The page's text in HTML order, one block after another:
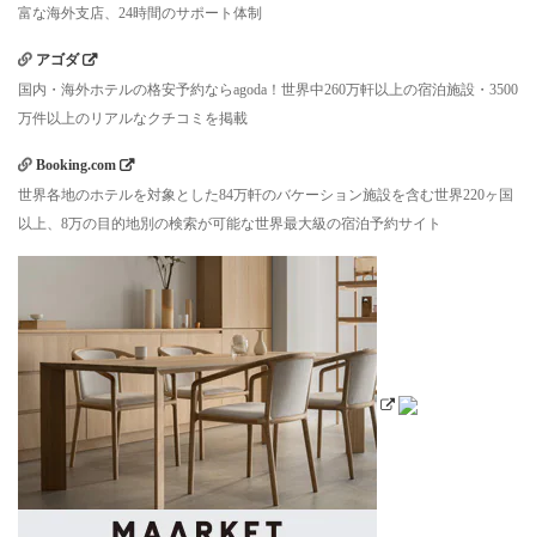
富な海外支店、24時間のサポート体制
アゴダ
国内・海外ホテルの格安予約ならagoda！世界中260万軒以上の宿泊施設・3500
万件以上のリアルなクチコミを掲載
Booking.com
世界各地のホテルを対象とした84万軒のバケーション施設を含む世界220ヶ国
以上、8万の目的地別の検索が可能な世界最大級の宿泊予約サイト